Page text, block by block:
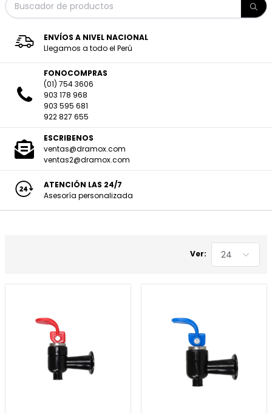
ENVÍOS A NIVEL NACIONAL
Llegamos a todo el Perú
FONOCOMPRAS
(01) 754 3606
903 178 968
903 595 681
922 827 655
ESCRIBENOS
ventas@dramox.com
ventas2@dramox.com
ATENCIÓN LAS 24/7
Asesoría personalizada
Ver: 24